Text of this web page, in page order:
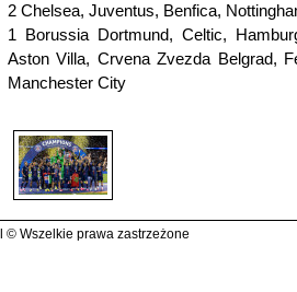
2 Chelsea, Juventus, Benfica,
1 Borussia Dortmund, Celtic,
Aston Villa, Crvena Zvezda Belgrad,
Manchester City
© Wszelkie prawa zastrzeżone